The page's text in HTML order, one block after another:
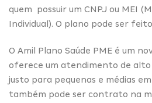
quem possuir um CNPJ ou MEI
Individual). O plano pode ser
O Amil Plano Saúde PME é um
oferece um atendimento de
justo para pequenas e médias
também pode ser contrato na